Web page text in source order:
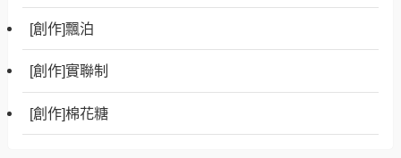
[創作]飄泊
[創作]實聯制
[創作]棉花糖